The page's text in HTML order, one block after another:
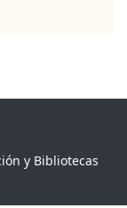
y Bibliotecas